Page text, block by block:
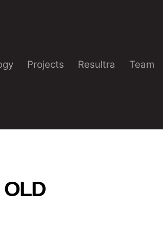
Projects Resultra Team